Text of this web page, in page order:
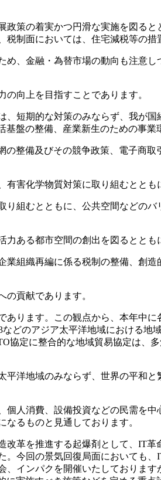
策の着実かつ円滑な実施を図る
制面においては、住宅減税等の措
、金融・為替市場の動向も注意
向上を目指すことであります。
短期的な対策のみならず、我が
盤の整備、産業新生のための事業
整備及びその競争政策、電子商
害化学物質対策に取り組むととも
組むとともに、公共空間などの
ある都市空間の創出を図るととも
組織再編に係る税制の整備、創
貢献であります。
ります。この観点から、本年中
どのアジア太平洋地域における
定に整合的な地域貿易協定は、
洋地域のみならず、世界の平和
人消費、設備投資などの民需を
るものと見通しております。
革を推進する起爆剤として、IT
今回の景気回復局面においても
インパクを開催いたしておりま